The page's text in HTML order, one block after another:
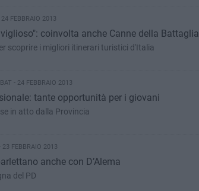
FEBBRAIO 2013
coinvolta anche Canne della Battaglia
scoprire i migliori itinerari turistici d'Italia
BAT - 24 FEBBRAIO 2013
tante opportunità per i giovani
in atto dalla Provincia
23 FEBBRAIO 2013
anche con D’Alema
del PD